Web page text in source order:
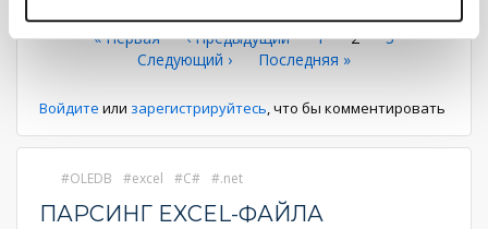
Нумерация
страниц
Первая
страница
« Первая ←
‹ Предыдущий Страница
1
Текущая
2 Страница
3
Следующая
Следующий ›
Последняя
Последняя »
Войдите или зарегистрируйтесь, что бы комментировать
OLEDB excel C# .net
ПАРСИНГ EXCEL-ФАЙЛА